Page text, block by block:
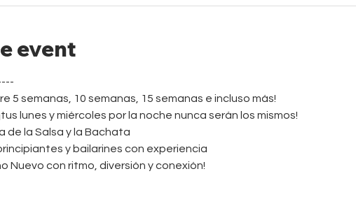
event
5 semanas, 10 semanas, 15 semanas e incluso más!
lunes y miércoles por la noche nunca serán los mismos!
de la Salsa y la Bachata
y bailarines con experiencia
Nuevo con ritmo, diversión y conexión!